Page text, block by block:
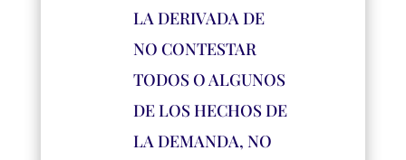
LA DERIVADA DE
NO CONTESTAR
TODOS O ALGUNOS
DE LOS HECHOS DE
LA DEMANDA, NO